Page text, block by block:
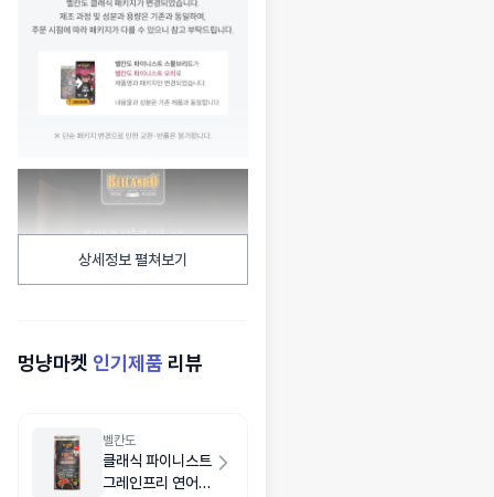
상세정보 펼쳐보기
멍냥마켓 인기제품 리뷰
벨칸도
클래식 파이니스트
그레인프리 연어